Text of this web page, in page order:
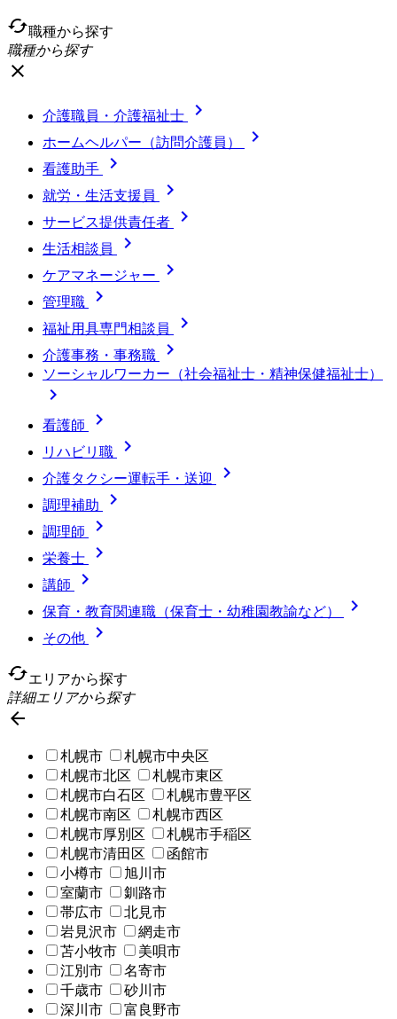
cached職種から探す
職種から探す
close
介護職員・介護福祉士 
ホームヘルパー（訪問介護員） 
看護助手 
就労・生活支援員 
サービス提供責任者 
生活相談員 
ケアマネージャー 
管理職 
福祉用具専門相談員 
介護事務・事務職 
ソーシャルワーカー（社会福祉士・精神保健福祉士）

看護師 
リハビリ職 
介護タクシー運転手・送迎 
調理補助 
調理師 
栄養士 
講師 
保育・教育関連職（保育士・幼稚園教諭など） 
その他

cachedエリアから探す
詳細エリアから探す

札幌市
札幌市中央区
札幌市北区
札幌市東区
札幌市白石区
札幌市豊平区
札幌市南区
札幌市西区
札幌市厚別区
札幌市手稲区
札幌市清田区
函館市
小樽市
旭川市
室蘭市
釧路市
帯広市
北見市
岩見沢市
網走市
苫小牧市
美唄市
江別市
名寄市
千歳市
砂川市
深川市
富良野市